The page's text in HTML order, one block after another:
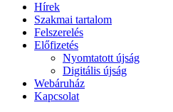
Hírek
Szakmai tartalom
Felszerelés
Előfizetés
Nyomtatott újság
Digitális újság
Webáruház
Kapcsolat